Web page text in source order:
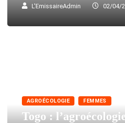
L'EmissaireAdmin 02/04/
AGROÉCOLOGIE FEMMES
Togo :